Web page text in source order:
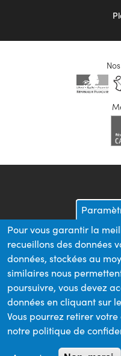
Pour vous garantir la
recueillons des données
données, stockées au
similaires nous
poursuivre, vous devez
données en cliquant sur
Vous pourrez retirer
notre politique de